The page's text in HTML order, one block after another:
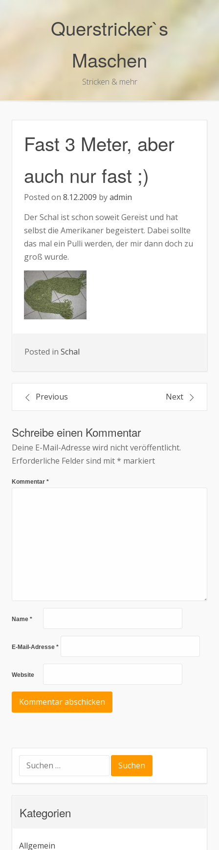
Querstricker`s
Maschen
Stricken & mehr
Fast 3 Meter, aber
auch nur fast ;)
Posted on 8.12.2009 byadmin
Der Schal ist schon soweit Gereist und hat
selbst die Amerikaner begeistert. Dabei sollte
das mal ein Pulli werden, der mir dann doch zu
groß wurde.
Posted in Schal
Beitragsnavigation
Previous Next
Schreibe einen Kommentar
Deine E-Mail-Adresse wird nicht veröffentlicht.
Erforderliche Felder sind mit* markiert
Kommentar *
Name *
E-Mail-Adresse *
Website
nach:
Kategorien
Allgemein